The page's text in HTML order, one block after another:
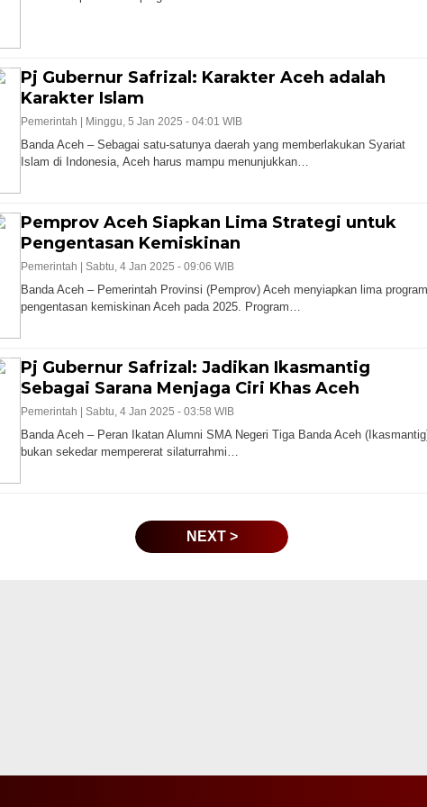
Pj Gubernur Safrizal: Karakter Aceh adalah
Karakter Islam
Pemerintah | Minggu, 5 Jan 2025 - 04:01 WIB
Banda Aceh – Sebagai satu-satunya daerah yang memberlakukan Syariat
Islam di Indonesia, Aceh harus mampu menunjukkan…
Pemprov Aceh Siapkan Lima Strategi untuk
Pengentasan Kemiskinan
Pemerintah | Sabtu, 4 Jan 2025 - 09:06 WIB
Banda Aceh – Pemerintah Provinsi (Pemprov) Aceh menyiapkan lima program
pengentasan kemiskinan Aceh pada 2025. Program…
Pj Gubernur Safrizal: Jadikan Ikasmantig
Sebagai Sarana Menjaga Ciri Khas Aceh
Pemerintah | Sabtu, 4 Jan 2025 - 03:58 WIB
Banda Aceh – Peran Ikatan Alumni SMA Negeri Tiga Banda Aceh
bukan sekedar mempererat silaturrahmi…
NEXT >